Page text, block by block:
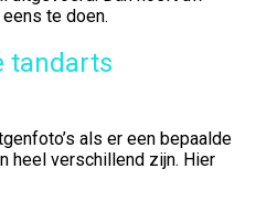
te doen.
tandarts
als er een bepaalde
heel verschillend zijn. Hier